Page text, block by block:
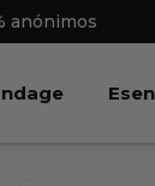
anónimos
Abrir